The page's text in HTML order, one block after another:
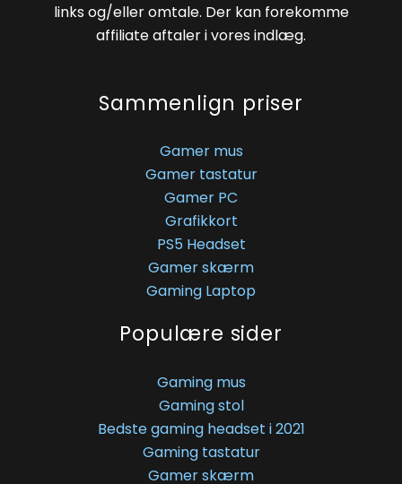
links og/eller omtale. Der kan forekomme
affiliate aftaler i vores indlæg.
Sammenlign priser
Gamer mus
Gamer tastatur
Gamer PC
Grafikkort
PS5 Headset
Gamer skærm
Gaming Laptop
Populære sider
Gaming mus
Gaming stol
Bedste gaming headset i 2021
Gaming tastatur
Gamer skærm